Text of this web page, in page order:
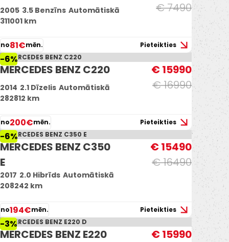
€ 7490
2005 3.5 Benzīns Automātiskā
311001 km
no81€mēn. Pieteikties
-6%
MERCEDES BENZ C220
€ 16990
€ 15990
2014 2.1 Dīzelis Automātiskā
282812 km
no200€mēn. Pieteikties
-6%
MERCEDES BENZ C350
E
€ 16490
€ 15490
2017 2.0 Hibrīds Automātiskā
208242 km
no194€mēn. Pieteikties
-3%
MERCEDES BENZ E220
€ 15990